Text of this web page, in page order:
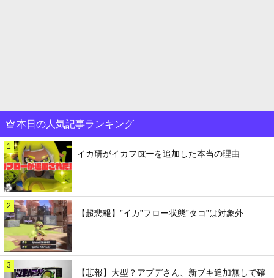
本日の人気記事ランキング
1
イカ研がイカフローを追加した本当の理由
2
【超悲報】”イカ”フロー状態”タコ”は対象外
3
【悲報】大型？アプデさん、新ブキ追加無しで確